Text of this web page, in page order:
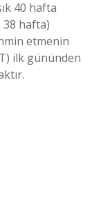
40 hafta
hafta)
etmenin
ilk gününden